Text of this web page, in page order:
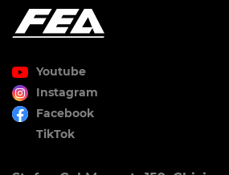
Youtube
Instagram
Facebook
TikTok